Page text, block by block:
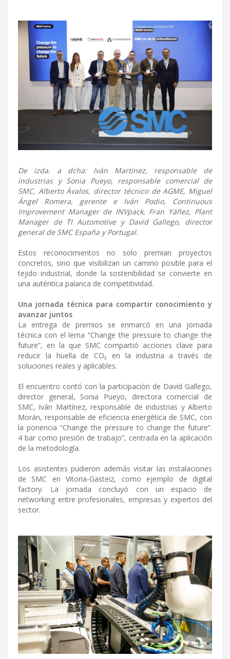
De izda. a dcha: Iván Martínez, responsable de
industrias y Sonia Pueyo, responsable comercial de
SMC, Alberto Ávalos, director técnico de AGME, Miguel
Ángel Romera, gerente e Iván Podio, Continuous
Improvement Manager de INVpack, Fran Yáñez, Plant
Manager de TI Automotive y David Gallego, director
general de SMC España y Portugal.
Estos reconocimientos no solo premian proyectos
concretos, sino que visibilizan un camino posible para el
tejido industrial, donde la sostenibilidad se convierte en
una auténtica palanca de competitividad.
Una jornada técnica para compartir conocimiento y
avanzar juntos
La entrega de premios se enmarcó en una jornada
técnica con el lema “Change the pressure to change the
future”, en la que SMC compartió acciones clave para
reducir la huella de CO₂ en la industria a través de
soluciones reales y aplicables.
El encuentro contó con la participación de David Gallego,
director general, Sonia Pueyo, directora comercial de
SMC, Iván Martínez, responsable de industrias y Alberto
Morán, responsable de eficiencia energética de SMC, con
la ponencia “Change the pressure to change the future”.
4 bar como presión de trabajo”, centrada en la aplicación
de la metodología.
Los asistentes pudieron además visitar las instalaciones
de SMC en Vitoria-Gasteiz, como ejemplo de digital
factory. La jornada concluyó con un espacio de
networking entre profesionales, empresas y expertos del
sector.